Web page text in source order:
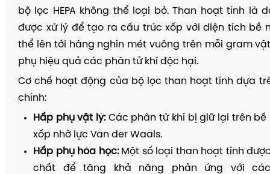
bộ lọc HEPA không thể loại bỏ. Than hoạt tính là
được xử lý để tạo ra cấu trúc xốp với diện tích bề
thể lên tới hàng nghìn mét vuông trên mỗi gram
phụ hiệu quả các phân tử khí độc hại.
Cơ chế hoạt động của bộ lọc than hoạt tính dựa
chính:
Hấp phụ vật lý:Các phân tử khí bị giữ lại trên
xốp nhờ lực Van der Waals.
Hấp phụ hóa học:Một số loại than hoạt tính
chất để tăng khả năng phản ứng với